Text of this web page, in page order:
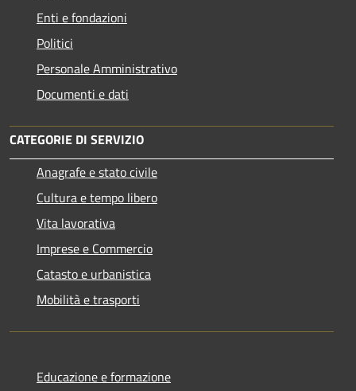
Enti e fondazioni
Politici
Personale Amministrativo
Documenti e dati
CATEGORIE DI SERVIZIO
Anagrafe e stato civile
Cultura e tempo libero
Vita lavorativa
Imprese e Commercio
Catasto e urbanistica
Mobilità e trasporti
Educazione e formazione